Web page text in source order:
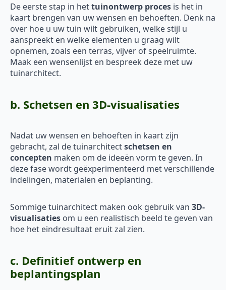
De eerste stap in hettuinontwerp proces is het in
kaart brengen van uw wensen en behoeften. Denk na
over hoe u uw tuin wilt gebruiken, welke stijl u
aanspreekt en welke elementen u graag wilt
opnemen, zoals een terras, vijver of speelruimte.
Maak een wensenlijst en bespreek deze met uw
tuinarchitect.
b. Schetsen en 3D-visualisaties
Nadat uw wensen en behoeften in kaart zijn
gebracht, zal de tuinarchitectschetsen en
concepten maken om de ideeën vorm te geven. In
deze fase wordt geëxperimenteerd met verschillende
indelingen, materialen en beplanting.
Sommige tuinarchitect maken ook gebruik van 3D-
visualisaties om u een realistisch beeld te geven van
hoe het eindresultaat eruit zal zien.
c. Definitief ontwerp en
beplantingsplan